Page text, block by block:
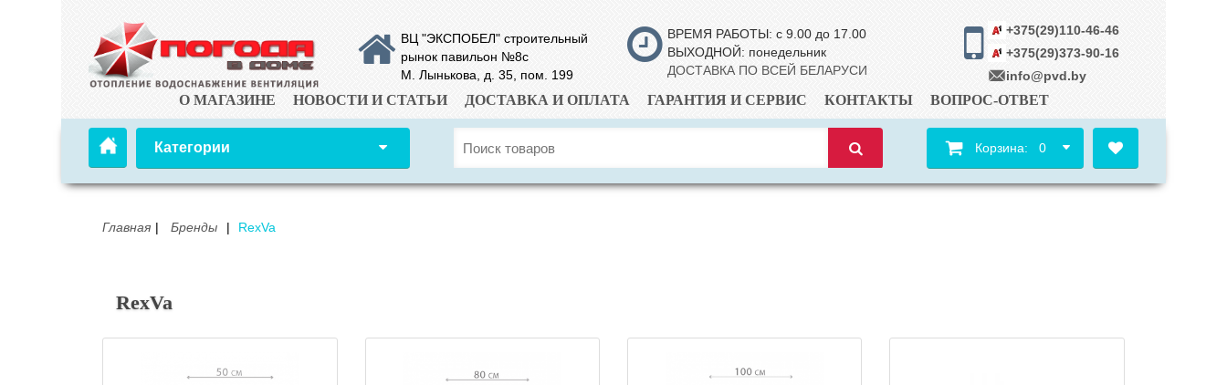
ВЦ "ЭКСПОБЕЛ" строительный
рынок павильон №8с
М. Лынькова, д. 35, пом. 199
ВРЕМЯ РАБОТЫ: с 9.00 до 17.00
ВЫХОДНОЙ: понедельник
ДОСТАВКА ПО ВСЕЙ БЕЛАРУСИ
+375(29)110-46-46
+375(29)373-90-16
info@pvd.by
О МАГАЗИНЕ НОВОСТИ И СТАТЬИ ДОСТАВКА И ОПЛАТА ГАРАНТИЯ И СЕРВИС КОНТАКТЫ ВОПРОС-ОТВЕТ
Категории Корзина: 0
Главная Бренды RexVa
RexVa